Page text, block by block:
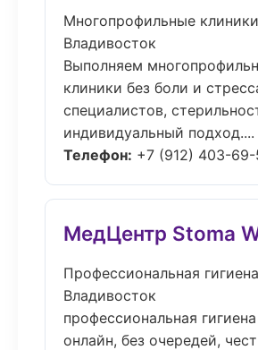
Многопрофильные
Владивосток
Выполняем
клиники без боли и
специалистов,
индивидуальный подход....
Телефон: +7 (912) 403-69-
МедЦентр Stoma
Профессиональная
Владивосток
профессиональная
онлайн, без очередей,